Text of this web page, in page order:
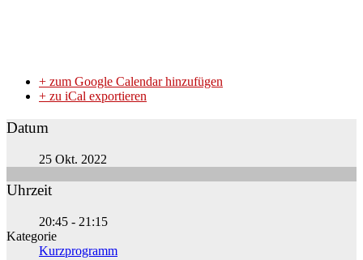
+ zum Google Calendar hinzufügen
+ zu iCal exportieren
Datum
25 Okt. 2022
Uhrzeit
20:45 - 21:15
Kategorie
Kurzprogramm